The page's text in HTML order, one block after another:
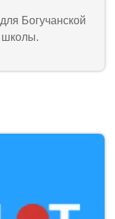
Богучанской
школы.